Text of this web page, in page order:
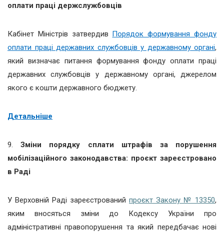
оплати праці держслужбовців
Кабінет Міністрів затвердив Порядок формування фонду
оплати праці державних службовців у державному органі,
який визначає питання формування фонду оплати праці
державних службовців у державному органі, джерелом
якого є кошти державного бюджету.
Детальніше
9.Зміни порядку сплати штрафів за порушення
мобілізаційного законодавства: проєкт зареєстровано
в Раді
У Верховній Раді зареєстрований проєкт Закону № 13350,
яким вносяться зміни до Кодексу України про
адміністративні правопорушення та який передбачає нові